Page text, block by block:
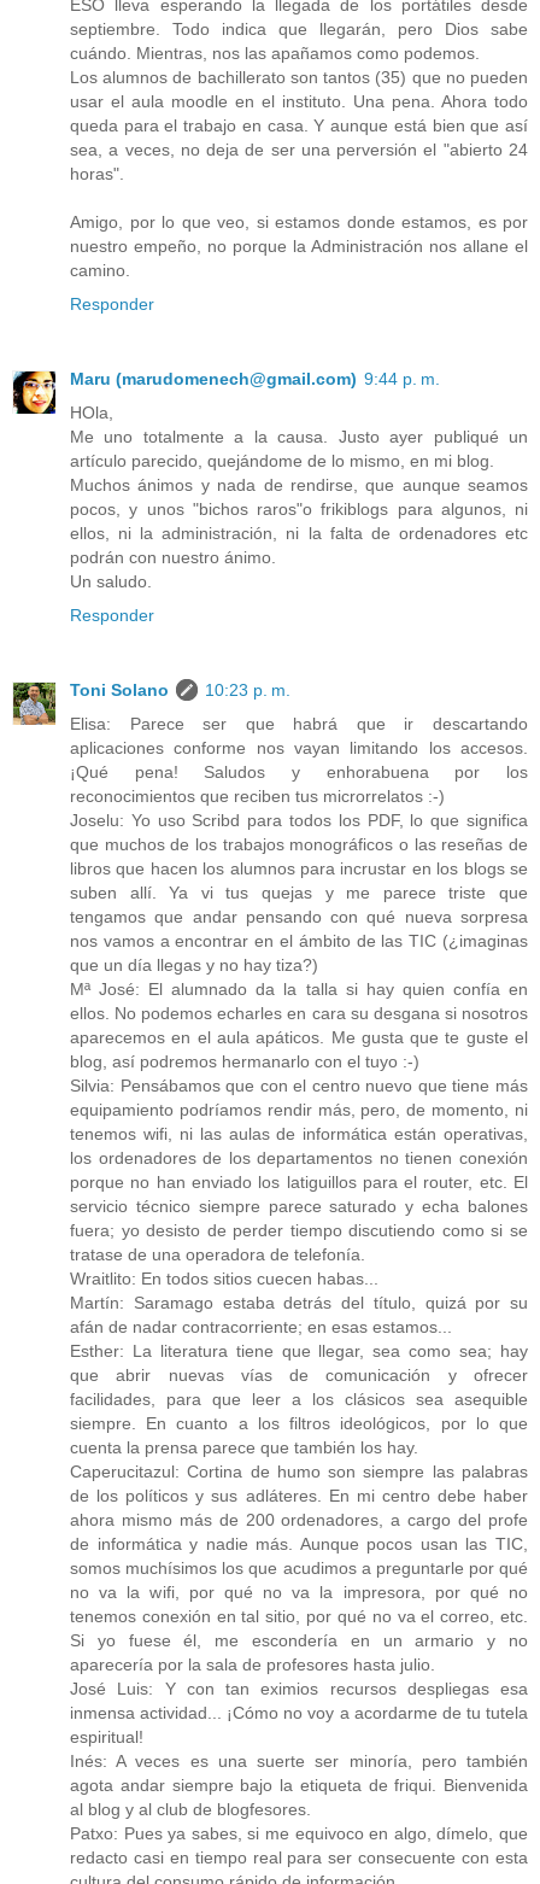
ESO lleva esperando la llegada de los portátiles desde
septiembre. Todo indica que llegarán, pero Dios sabe
cuándo. Mientras, nos las apañamos como podemos.
Los alumnos de bachillerato son tantos (35) que no pueden
usar el aula moodle en el instituto. Una pena. Ahora todo
queda para el trabajo en casa. Y aunque está bien que así
sea, a veces, no deja de ser una perversión el "abierto 24
horas".
Amigo, por lo que veo, si estamos donde estamos, es por
nuestro empeño, no porque la Administración nos allane el
camino.
Responder
Maru (marudomenech@gmail.com) 9:44 p. m.
HOla,
Me uno totalmente a la causa. Justo ayer publiqué un
artículo parecido, quejándome de lo mismo, en mi blog.
Muchos ánimos y nada de rendirse, que aunque seamos
pocos, y unos "bichos raros"o frikiblogs para algunos, ni
ellos, ni la administración, ni la falta de ordenadores etc
podrán con nuestro ánimo.
Un saludo.
Responder
Toni Solano
10:23 p. m.
Elisa: Parece ser que habrá que ir descartando
aplicaciones conforme nos vayan limitando los accesos.
¡Qué pena! Saludos y enhorabuena por los
reconocimientos que reciben tus microrrelatos :-)
Joselu: Yo uso Scribd para todos los PDF, lo que significa
que muchos de los trabajos monográficos o las reseñas de
libros que hacen los alumnos para incrustar en los blogs se
suben allí. Ya vi tus quejas y me parece triste que
tengamos que andar pensando con qué nueva sorpresa
nos vamos a encontrar en el ámbito de las TIC (¿imaginas
que un día llegas y no hay tiza?)
Mª José: El alumnado da la talla si hay quien confía en
ellos. No podemos echarles en cara su desgana si nosotros
aparecemos en el aula apáticos. Me gusta que te guste el
blog, así podremos hermanarlo con el tuyo :-)
Silvia: Pensábamos que con el centro nuevo que tiene más
equipamiento podríamos rendir más, pero, de momento, ni
tenemos wifi, ni las aulas de informática están operativas,
los ordenadores de los departamentos no tienen conexión
porque no han enviado los latiguillos para el router, etc. El
servicio técnico siempre parece saturado y echa balones
fuera; yo desisto de perder tiempo discutiendo como si se
tratase de una operadora de telefonía.
Wraitlito: En todos sitios cuecen habas...
Martín: Saramago estaba detrás del título, quizá por su
afán de nadar contracorriente; en esas estamos...
Esther: La literatura tiene que llegar, sea como sea; hay
que abrir nuevas vías de comunicación y ofrecer
facilidades, para que leer a los clásicos sea asequible
siempre. En cuanto a los filtros ideológicos, por lo que
cuenta la prensa parece que también los hay.
Caperucitazul: Cortina de humo son siempre las palabras
de los políticos y sus adláteres. En mi centro debe haber
ahora mismo más de 200 ordenadores, a cargo del profe
de informática y nadie más. Aunque pocos usan las TIC,
somos muchísimos los que acudimos a preguntarle por qué
no va la wifi, por qué no va la impresora, por qué no
tenemos conexión en tal sitio, por qué no va el correo, etc.
Si yo fuese él, me escondería en un armario y no
aparecería por la sala de profesores hasta julio.
José Luis: Y con tan eximios recursos despliegas esa
inmensa actividad... ¡Cómo no voy a acordarme de tu tutela
espiritual!
Inés: A veces es una suerte ser minoría, pero también
agota andar siempre bajo la etiqueta de friqui. Bienvenida
al blog y al club de blogfesores.
Patxo: Pues ya sabes, si me equivoco en algo, dímelo, que
redacto casi en tiempo real para ser consecuente con esta